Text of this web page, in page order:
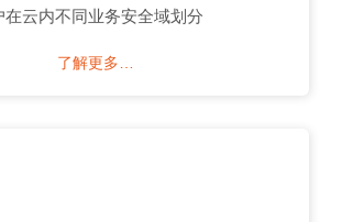
在云内不同业务安全域划分
了解更多…